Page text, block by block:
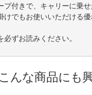
付きで、キャリーに乗
でもお使いいただける優
ずお読みください。
んな商品にも